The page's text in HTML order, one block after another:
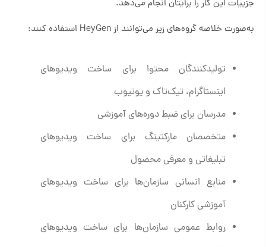
جزییات این کار را برایتان انجام می‌دهد.
به‌صورت خلاصه گروه‌های زیر می‌توانند از HeyGen استفاده کنند:
تولیدکنندگان محتوا برای ساخت ویدیوهای
اینستاگرام، تیک‌تاک و یوتیوب
مدرسان برای ضبط دوره‌های آموزشی
متخصصان مارکتینگ برای ساخت ویدیوهای
تبلیغاتی و معرفی محصول
منابع انسانی سازمان‌ها برای ساخت ویدیوهای
آموزشی کارکنان
روابط عمومی سازمان‌ها برای ساخت ویدیوهای